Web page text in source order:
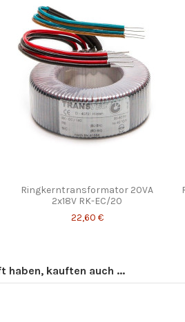
Ringkerntransformator 20VA
2x18V RK-EC/20
22,60 €
haben, kauften auch ...